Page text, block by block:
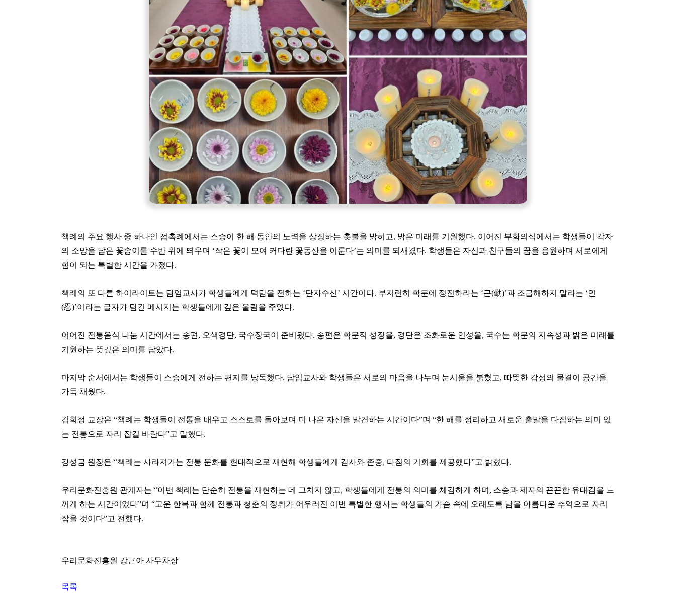
책례의 주요 행사 중 하나인 점촉례에서는 스승이 한 해 동안의 노력을 상징하는 촛불을 밝히고, 밝은 미래를 기원했다. 이어진 부화의식에서는 학생들이 각자
의 소망을 담은 꽃송이를 수반 위에 띄우며 ‘작은 꽃이 모여 커다란 꽃동산을 이룬다’는 의미를 되새겼다. 학생들은 자신과 친구들의 꿈을 응원하며 서로에게
힘이 되는 특별한 시간을 가졌다.
책례의 또 다른 하이라이트는 담임교사가 학생들에게 덕담을 전하는 ‘단자수신’ 시간이다. 부지런히 학문에 정진하라는 ‘근(勤)’과 조급해하지 말라는 ‘인
(忍)’이라는 글자가 담긴 메시지는 학생들에게 깊은 울림을 주었다.
이어진 전통음식 나눔 시간에서는 송편, 오색경단, 국수장국이 준비됐다. 송편은 학문적 성장을, 경단은 조화로운 인성을, 국수는 학문의 지속성과 밝은 미래를
기원하는 뜻깊은 의미를 담았다.
마지막 순서에서는 학생들이 스승에게 전하는 편지를 낭독했다. 담임교사와 학생들은 서로의 마음을 나누며 눈시울을 붉혔고, 따뜻한 감성의 물결이 공간을
가득 채웠다.
김희정 교장은 “책례는 학생들이 전통을 배우고 스스로를 돌아보며 더 나은 자신을 발견하는 시간이다”며 “한 해를 정리하고 새로운 출발을 다짐하는 의미 있
는 전통으로 자리 잡길 바란다”고 말했다.
강성금 원장은 “책례는 사라져가는 전통 문화를 현대적으로 재현해 학생들에게 감사와 존중, 다짐의 기회를 제공했다”고 밝혔다.
우리문화진흥원 관계자는 “이번 책례는 단순히 전통을 재현하는 데 그치지 않고, 학생들에게 전통의 의미를 체감하게 하며, 스승과 제자의 끈끈한 유대감을 느
끼게 하는 시간이었다”며 “고운 한복과 함께 전통과 청춘의 정취가 어우러진 이번 특별한 행사는 학생들의 가슴 속에 오래도록 남을 아름다운 추억으로 자리
잡을 것이다”고 전했다.
우리문화진흥원 강근아 사무차장
목록